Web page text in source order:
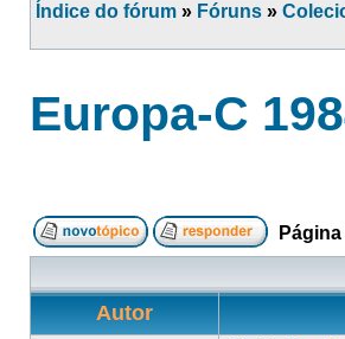
Índice do fórum » Fóruns »
Europa-C
Página
Autor